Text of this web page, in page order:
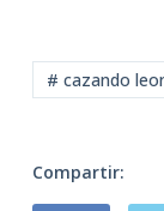
# cazando
Compartir: